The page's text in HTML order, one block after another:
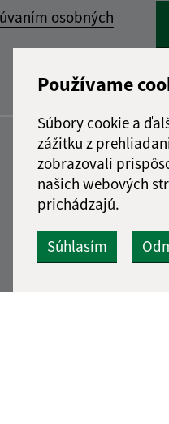
Používame
Súbory cookie a
zážitku z
zobrazovali
našich webových
prichádzajú.
Súhlasím
osobných